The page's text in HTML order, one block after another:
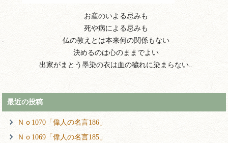
お産のいよる忌みも
死や病による忌みも
仏の教えとは本来何の関係もない
決めるのは心のままでよい
出家がまとう墨染の衣は血の穢れに染まらない..
最近の投稿
Ｎｏ1070「偉人の名言186」
Ｎｏ1069「偉人の名言185」